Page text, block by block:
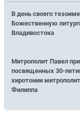
В день своего
Божественную
Владивостока
Митрополит Павел
посвященных 30-
хиротонии
Филиппа